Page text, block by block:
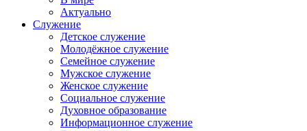
Актуально
Служение
Детское служение
Молодёжное служение
Семейное служение
Мужское служение
Женское служение
Социальное служение
Духовное образование
Информационное служение